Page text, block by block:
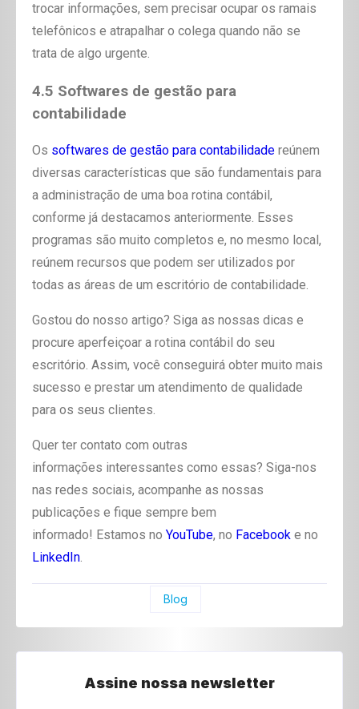
trocar informações, sem precisar ocupar os ramais
telefônicos e atrapalhar o colega quando não se
trata de algo urgente.
4.5 Softwares de gestão para
contabilidade
Os softwares de gestão para contabilidade reúnem
diversas características que são fundamentais para
a administração de uma boa rotina contábil,
conforme já destacamos anteriormente. Esses
programas são muito completos e, no mesmo local,
reúnem recursos que podem ser utilizados por
todas as áreas de um escritório de contabilidade.
Gostou do nosso artigo? Siga as nossas dicas e
procure aperfeiçoar a rotina contábil do seu
escritório. Assim, você conseguirá obter muito mais
sucesso e prestar um atendimento de qualidade
para os seus clientes.
Quer ter contato com outras
informações interessantes como essas? Siga-nos
nas redes sociais, acompanhe as nossas
publicações e fique sempre bem
informado! Estamos no YouTube, no Facebook e no
LinkedIn.
Blog
Assine nossa newsletter